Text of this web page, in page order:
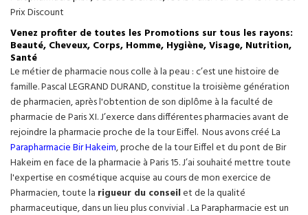
Prix Discount
Venez profiter de toutes les Promotions sur tous les rayons:
Beauté, Cheveux, Corps, Homme, Hygiène, Visage, Nutrition,
Santé
Le métier de pharmacie nous colle à la peau : c’est une histoire de
famille. Pascal LEGRAND DURAND, constitue la troisième génération
de pharmacien, après l'obtention de son diplôme à la faculté de
pharmacie de Paris XI. J’exerce dans différentes pharmacies avant de
rejoindre la pharmacie proche de la tour Eiffel. Nous avons créé La
Parapharmacie Bir Hakeim, proche de la tourEiffelet du pont de Bir
Hakeim en face de la pharmacie à Paris 15. J’ai souhaité mettre toute
l'expertise en cosmétique acquise au cours de mon exercice de
Pharmacien, toute la rigueur du conseilet de la qualité
pharmaceutique, dans un lieu plus convivial . La Parapharmacie est un